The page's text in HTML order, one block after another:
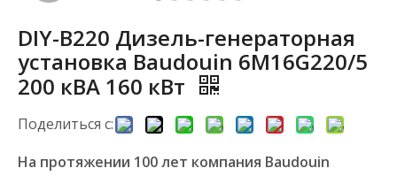
DIY-B220 Дизель-генераторная
установка Baudouin 6M16G220/5
200 кВА 160 кВт
Поделиться с:
На протяжении 100 лет компания Baudouin